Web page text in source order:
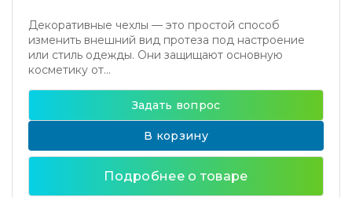
Декоративные чехлы — это простой способ
изменить внешний вид протеза под настроение
или стиль одежды. Они защищают основную
косметику от...
Задать вопрос
В корзину
Подробнее о товаре